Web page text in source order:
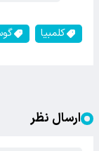
کلمبیا
ارسال نظر